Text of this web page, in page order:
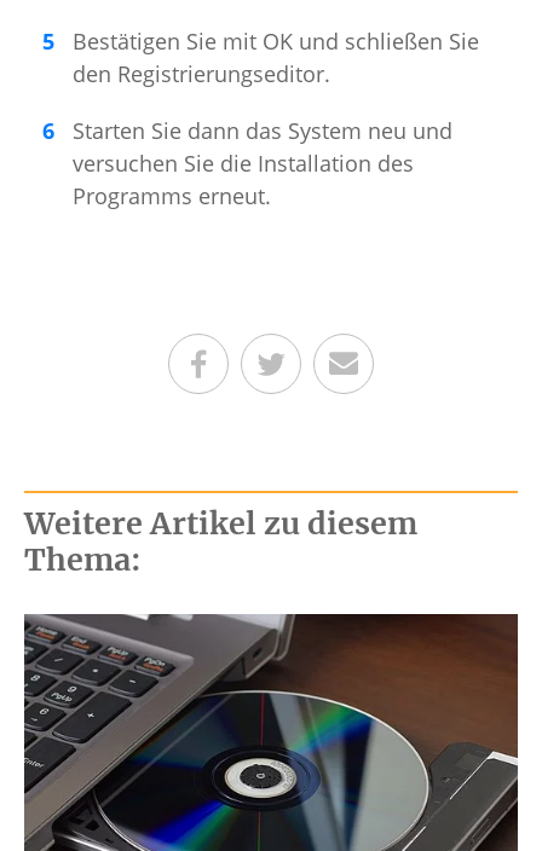
Bestätigen Sie mit OK und schließen Sie
den Registrierungseditor.
Starten Sie dann das System neu und
versuchen Sie die Installation des
Programms erneut.
Teilen auf Facebook
Teilen auf Twitter
Per E-Mail senden
Weitere Artikel zu diesem
Thema: